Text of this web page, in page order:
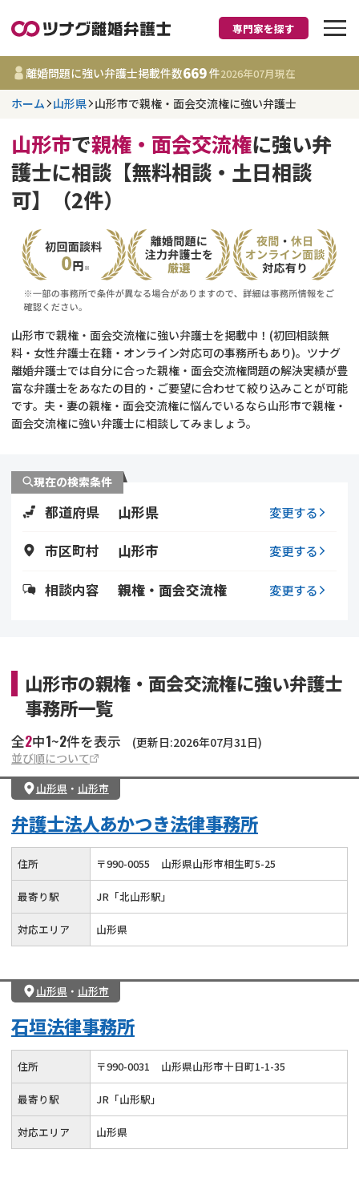
離婚に強い弁護士
山形県
事務所 669
件
更新日 :2026年07月31日
離婚前相談
DV
不貞・不倫慰謝料請求
養育費問題
費用相場
財産分与
養育費
離婚裁判
離婚の相談先
その他の男女問題
専門家を探す
離婚問題に強い弁護士掲載件数669件2026年07月現在
ホーム 山形県 山形市で親権・面会交流権に強い弁護士
山形市で親権・面会交流権に強い弁
護士に相談【無料相談・土日相談
可】（2件）
山形市で親権・面会交流権に強い弁護士を掲載中！(初回相談無
料・女性弁護士在籍・オンライン対応可の事務所もあり)。ツナグ
離婚弁護士では自分に合った親権・面会交流権問題の解決実績が豊
富な弁護士をあなたの目的・ご要望に合わせて絞り込みことが可能
です。夫・妻の親権・面会交流権に悩んでいるなら山形市で親権・
面会交流権に強い弁護士に相談してみましょう。
現在の検索条件
都道府県 山形県 変更する
市区町村 山形市 変更する
相談内容 親権・面会交流権 変更する
山形市の親権・面会交流権に強い弁護士
事務所一覧
全2中1~2件を表示
(更新日:2026年07月31日)
並び順について
山形県 ・ 山形市
弁護士法人あかつき法律事務所
住所 〒990-0055 山形県山形市相生町5-25
最寄り駅 JR「北山形駅」
対応エリア 山形県
山形県 ・ 山形市
石垣法律事務所
住所 〒990-0031 山形県山形市十日町1-1-35
最寄り駅 JR「山形駅」
対応エリア 山形県